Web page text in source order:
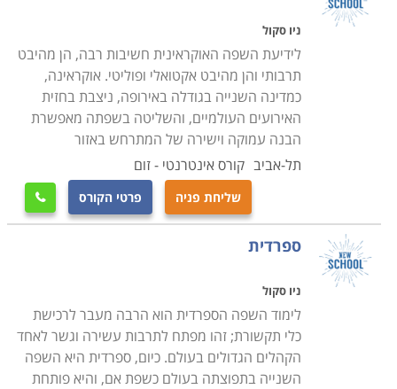
המחשב הפתוחות לתלמידי בתי הספר וכן באמצעות ספרי
הלימוד. לימוד שפות מהווה הזדמנות נהדרת להרחבת
אופקים בעבור כל תלמיד ובני משפחתו.
ניו סקול
לידיעת השפה האוקראינית חשיבות רבה, הן מהיבט
תרבותי והן מהיבט אקטואלי ופוליטי. אוקראינה,
כמדינה השנייה בגודלה באירופה, ניצבת בחזית
האירועים העולמיים, והשליטה בשפתה מאפשרת
הבנה עמוקה וישירה של המתרחש באזור
תל-אביב קורס אינטרנטי - זום
שליחת פניה פרטי הקורס 
ספרדית
ניו סקול
לימוד השפה הספרדית הוא הרבה מעבר לרכישת
כלי תקשורת; זהו מפתח לתרבות עשירה וגשר לאחד
הקהלים הגדולים בעולם. כיום, ספרדית היא השפה
השנייה בתפוצתה בעולם כשפת אם, והיא פותחת